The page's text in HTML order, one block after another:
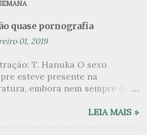
quase pornografia
01, 2019
T. Hanuka O sexo
esteve presente na
embora nem sempre de
mergulharam em sua própria
LEIA MAIS »